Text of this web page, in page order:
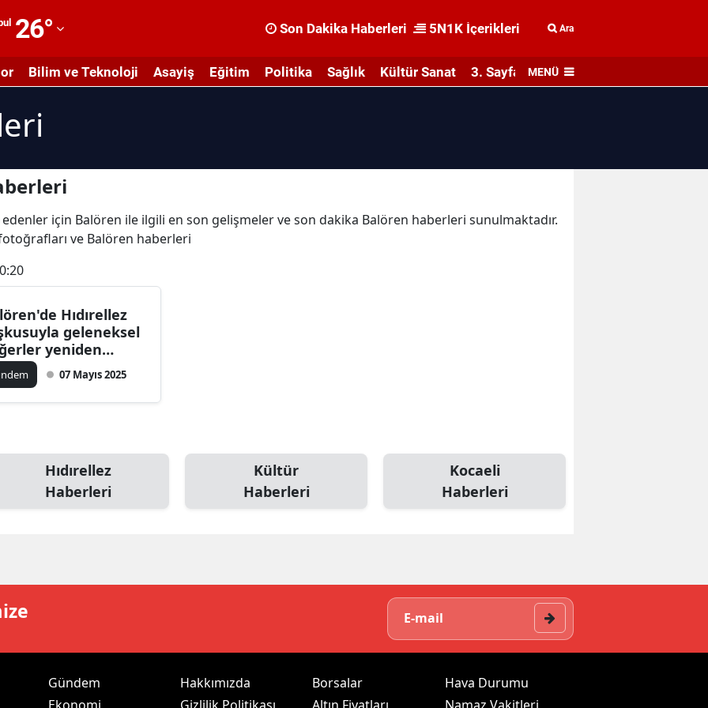
26° Son Dakika Haberleri 5N1K İçerikleri Ara
Bilim ve Teknoloji Asayiş Eğitim Politika Sağlık Kültür Sanat 3. Sayfa MENÜ
için Balören ile ilgili en son gelişmeler ve son dakika Balören haberleri sunulmaktadır.
ve Balören haberleri
Hıdırellez
geleneksel
yeniden
07 Mayıs 2025
Hıdırellez
Haberleri
Kültür
Haberleri
Kocaeli
Haberleri
Gündem
Hakkımızda
Borsalar
Hava Durumu